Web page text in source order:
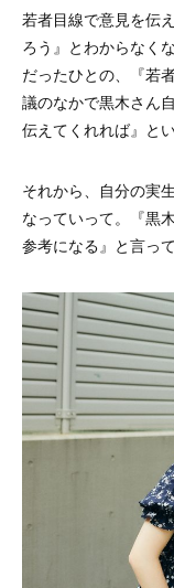
若者目線で意見を伝
ろう』とわからなく
だったひとの、『若
議のなかで黒木さん
伝えてくれれば』と
それから、自分の実
なっていって。『黒
参考になる』と言っ